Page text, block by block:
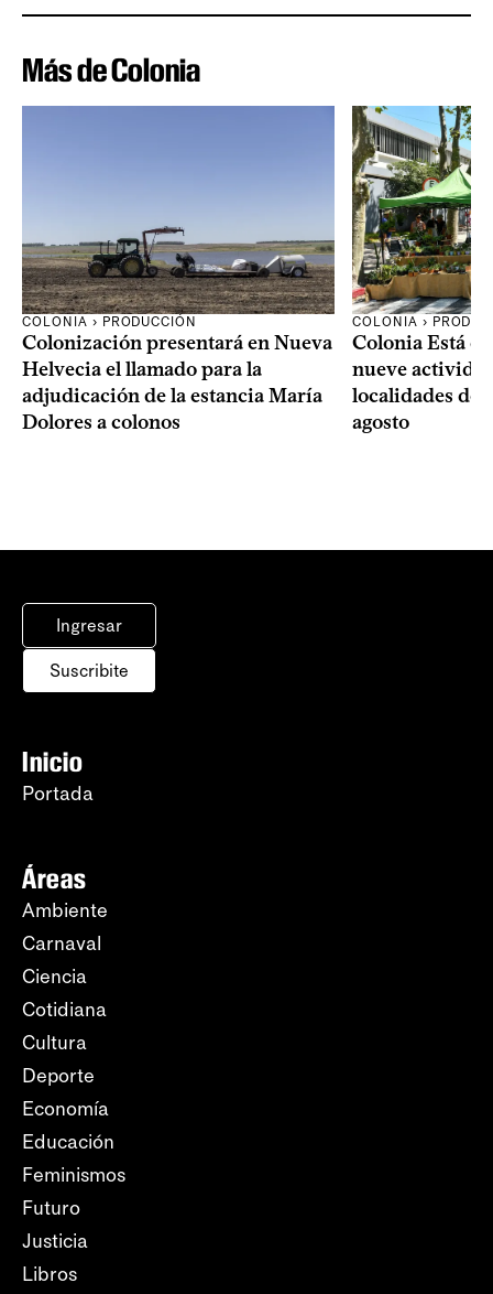
Más de Colonia
COLONIA › PRODUCCIÓN
Colonización presentará en Nueva
Helvecia el llamado para la
adjudicación de la estancia María
Dolores a colonos
COLONIA ›
Colonia Está
nueve
localidades del
agosto
Ingresar
Suscribite
Inicio
Portada
Áreas
Ambiente
Carnaval
Ciencia
Cotidiana
Cultura
Deporte
Economía
Educación
Feminismos
Futuro
Justicia
Libros